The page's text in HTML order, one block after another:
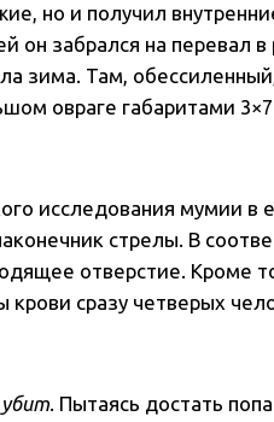
но и получил
он забрался на перевал в
зима. Там,
овраге габаритами
исследования мумии в
стрелы. В
отверстие. Кроме
сразу четверых
. Пытаясь достать